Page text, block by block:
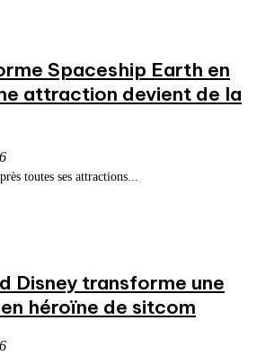
Spaceship Earth en
attraction devient de la
toutes ses attractions...
Disney transforme une
héroïne de sitcom